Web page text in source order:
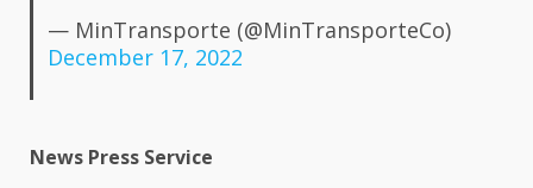
— MinTransporte (@MinTransporteCo)
December 17, 2022
News Press Service